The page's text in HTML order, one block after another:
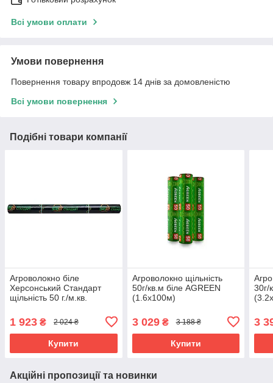
Всі умови оплати
Умови повернення
Повернення товару впродовж 14 днів за домовленістю
Всі умови повернення
Подібні товари компанії
Агроволокно біле
Херсонський Стандарт
щільність 50 г./м.кв.
1 923 ₴ 2 024 ₴
Купити
Агроволокно щільність
50г/кв.м біле AGREEN
(1.6х100м)
3 029₴ 3 188 ₴
Купити
30г/
3
Акційні пропозиції та новинки